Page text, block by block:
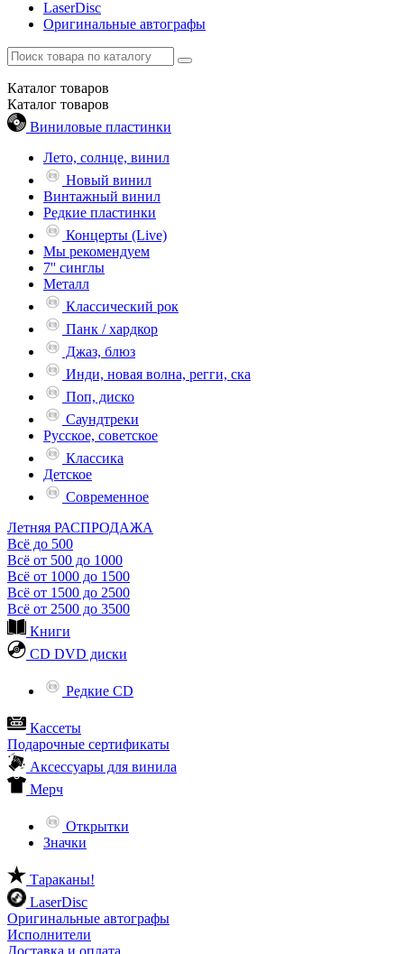
LaserDisc
Оригинальные автографы
Каталог товаров
Каталог товаров
Виниловые пластинки
Лето, солнце, винил
Новый винил
Винтажный винил
Редкие пластинки
Концерты (Live)
Мы рекомендуем
7'' синглы
Металл
Классический рок
Панк / хардкор
Джаз, блюз
Инди, новая волна, регги, ска
Поп, диско
Саундтреки
Русское, советское
Классика
Детское
Современное
Летняя РАСПРОДАЖА
Всё до 500
Всё от 500 до 1000
Всё от 1000 до 1500
Всё от 1500 до 2500
Всё от 2500 до 3500
Книги
CD DVD диски
Редкие CD
Кассеты
Подарочные сертификаты
Аксессуары для винила
Мерч
Открытки
Значки
Тараканы!
LaserDisc
Оригинальные автографы
Исполнители
Доставка и оплата